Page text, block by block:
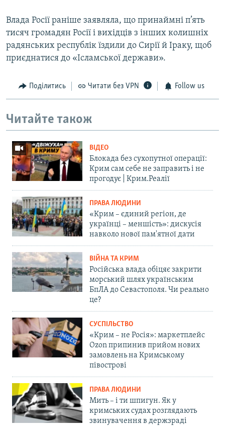
Влада Росії раніше заявляла, що принаймні п’ять
тисяч громадян Росії і вихідців з інших колишніх
радянських республік їздили до Сирії й Іраку, щоб
приєднатися до «Ісламської держави».
Поділитись Читати без VPN Follow us
Читайте також
ВІДЕО
Блокада без сухопутної операції:
Крим сам себе не заправить і не
прогодує | Крим.Реалії
ПРАВА ЛЮДИНИ
«Крим – єдиний регіон, де
українці – меншість»: дискусія
навколо нової пам'ятної дати
ВІЙНА ТА КРИМ
Російська влада обіцяє закрити
морський шлях українським
БпЛА до Севастополя. Чи реально
це?
СУСПІЛЬСТВО
«Крим – не Росія»: маркетплейс
Ozon припинив прийом нових
замовлень на Кримському
півострові
ПРАВА ЛЮДИНИ
Мить – і ти шпигун. Як у
кримських судах розглядають
звинувачення в держзраді